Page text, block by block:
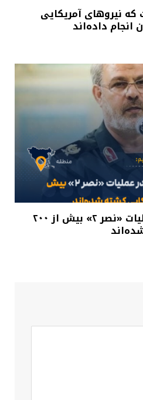
نیروهای آمریکایی
انجام داده‌اند
ایران گفته است، در عملیات «نصر ۲» بیش از ۲۰۰